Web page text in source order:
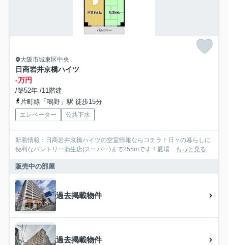
大阪市城東区中央
日商岩井京橋ハイツ
-万円
/築52年 /11階建
片町線「鴫野」駅 徒歩15分
エレベーター 公共下水
新着情報：日商岩井京橋ハイツの空室情報ならコチラ！日々の暮らしに
便利なパントリー蒲生店(スーパー)まで255mです！夏場... もっと見る
販売中の部屋
過去掲載物件
過去掲載物件